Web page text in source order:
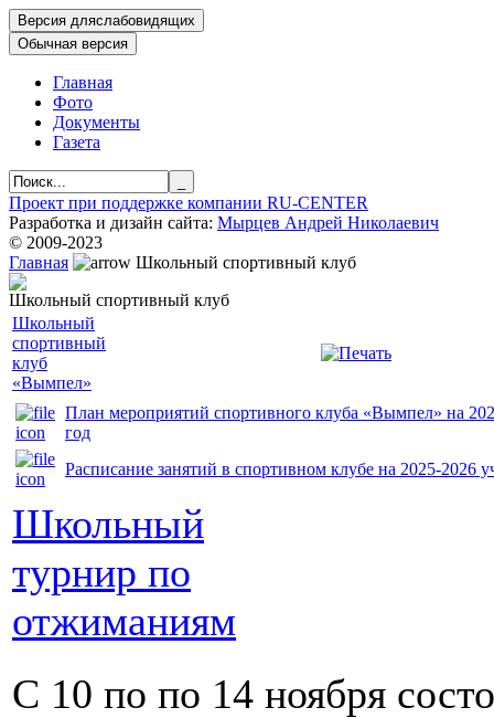
Главная
Фото
Документы
Газета
Проект при поддержке компании RU-CENTER
Разработка и дизайн сайта: Мырцев Андрей Николаевич
© 2009-2023
Главная
Школьный спортивный клуб
Школьный спортивный клуб
Школьный
спортивный
клуб
«Вымпел»
План мероприятий спортивного клуба «Вымпел» на
год
Расписание занятий в спортивном клубе на 2025-2026
Школьный
турнир по
отжиманиям
С 10 по по 14 ноября